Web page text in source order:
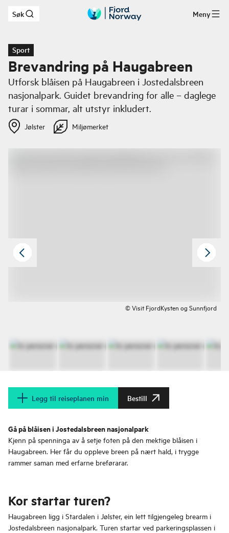
Hopp til hovedinnhold
Søk Meny
Sport
Brevandring på Haugabreen
Utforsk blåisen på Haugabreen i Jostedalsbreen
nasjonalpark. Guidet brevandring for alle – daglege
turar i sommar, alt utstyr inkludert.
Jølster Miljømerket
© Visit FjordKysten og Sunnfjord
Legg til reiseplanen min Bestill
Gå på blåisen i Jostedalsbreen nasjonalpark
Kjenn på spenninga av å setje foten på den mektige blåisen i
Haugabreen. Her får du oppleve breen på nært hald, i trygge
rammer saman med erfarne breførarar.
Kor startar turen?
Haugabreen ligg i Stardalen i Jølster, ein lett tilgjengeleg brearm i
Jostedalsbreen nasjonalpark. Turen startar ved parkeringsplassen i